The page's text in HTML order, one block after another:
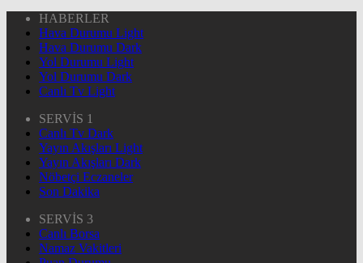
HABERLER
Hava Durumu Light
Hava Durumu Dark
Yol Durumu Light
Yol Durumu Dark
Canlı Tv Light
SERVİS 1
Canlı Tv Dark
Yayın Akışları Light
Yayın Akışları Dark
Nöbetçi Eczaneler
Son Dakika
SERVİS 3
Canlı Borsa
Namaz Vakitleri